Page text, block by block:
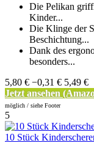
Die Pelikan
Kinder...
Die Klinge der
Beschichtung...
Dank des
besonders...
5,80 € −0,31 € 5,49 €
Jetzt ansehen
möglich / siehe Footer
5
10 Stück